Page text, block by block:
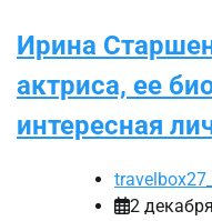
Ирина
актриса, ее
интересная
travelbox27_
2